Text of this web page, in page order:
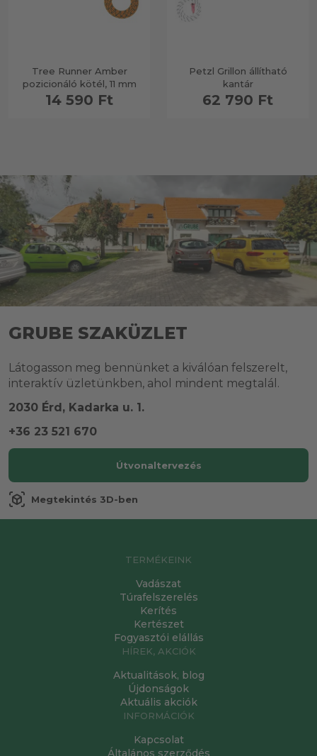
Tree Runner Amber
pozicionáló kötél, 11 mm
14 590 Ft
Petzl Grillon állítható
kantár
62 790 Ft
GRUBE SZAKÜZLET
Látogasson meg bennünket a kiválóan felszerelt,
interaktív üzletünkben, ahol mindent megtalál.
2030 Érd, Kadarka u. 1.
+36 23 521 670
Útvonaltervezés
view_in_ar Megtekintés 3D-ben
TERMÉKEINK
Vadászat
Túrafelszerelés
Kerítés
Kertészet
Fogyasztói elállás
HÍREK, AKCIÓK
Aktualitások, blog
Újdonságok
Aktuális akciók
INFORMÁCIÓK
Kapcsolat
Általános szerződés